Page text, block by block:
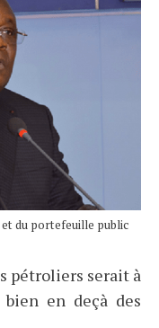
du portefeuille public
pétroliers serait à
en deçà des